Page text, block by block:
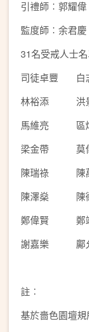
引禮師︰郭耀
監度師︰余君
31名受戒人士名
司徒卓豐
白
林裕添
洪
馬維亮
區
梁金帶
莫
陳瑞祿
陳
陳澤燊
陳
鄭偉賢
鄭
謝嘉樂
鄺
註︰
基於嗇色園壇